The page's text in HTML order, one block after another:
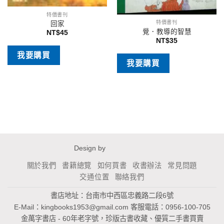
特價書刊
回家
NT$45
我要購買
特價書刊
覺．教導的智慧
NT$35
我要購買
Design by
關於我們 書籍總覽 如何買書 收書辦法
常見問題
交通位置
聯絡我們
書店地址：台南市中西區忠義路二段6號
E-Mail： kingbooks1953@gmail.com 客服電話：0956-100-705
金萬字書店 - 60年老字號，珍版古書收藏、優質二手書買賣